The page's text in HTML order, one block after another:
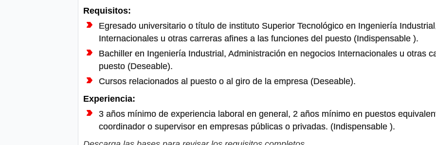
Requisitos:
Egresado universitario o título de instituto Superior Tecnológico en Ingeniería
Internacionales u otras carreras afines a las funciones del puesto (Indispensable ).
Bachiller en Ingeniería Industrial, Administración en negocios Internacionales u otras
puesto (Deseable).
Cursos relacionados al puesto o al giro de la empresa (Deseable).
Experiencia:
3 años mínimo de experiencia laboral en general, 2 años mínimo en puestos
coordinador o supervisor en empresas públicas o privadas. (Indispensable ).